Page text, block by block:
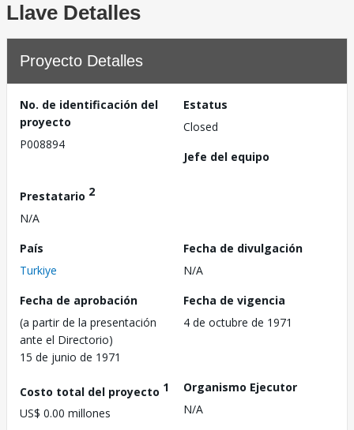
Llave Detalles
Proyecto Detalles
No. de identificación del
proyecto
P008894
Estatus
Closed
Jefe del equipo
Prestatario 2
N/A
País
Turkiye
Fecha de divulgación
N/A
Fecha de aprobación
(a partir de la presentación
ante el Directorio)
15 de junio de 1971
Fecha de vigencia
4 de octubre de 1971
Costo total del proyecto 1
US$ 0.00 millones
Organismo Ejecutor
N/A